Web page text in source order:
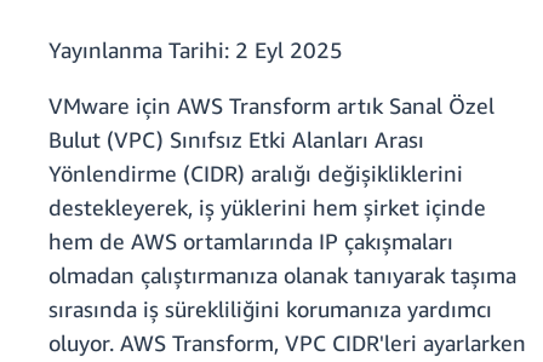
Yayınlanma Tarihi: 2 Eyl 2025
VMware için AWS Transform artık Sanal Özel
Bulut (VPC) Sınıfsız Etki Alanları Arası
Yönlendirme (CIDR) aralığı değişikliklerini
destekleyerek, iş yüklerini hem şirket içinde
hem de AWS ortamlarında IP çakışmaları
olmadan çalıştırmanıza olanak tanıyarak taşıma
sırasında iş sürekliliğini korumanıza yardımcı
oluyor. AWS Transform, VPC CIDR'leri ayarlarken